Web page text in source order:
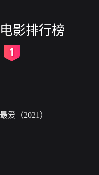
电影排行榜
最爱（2021）